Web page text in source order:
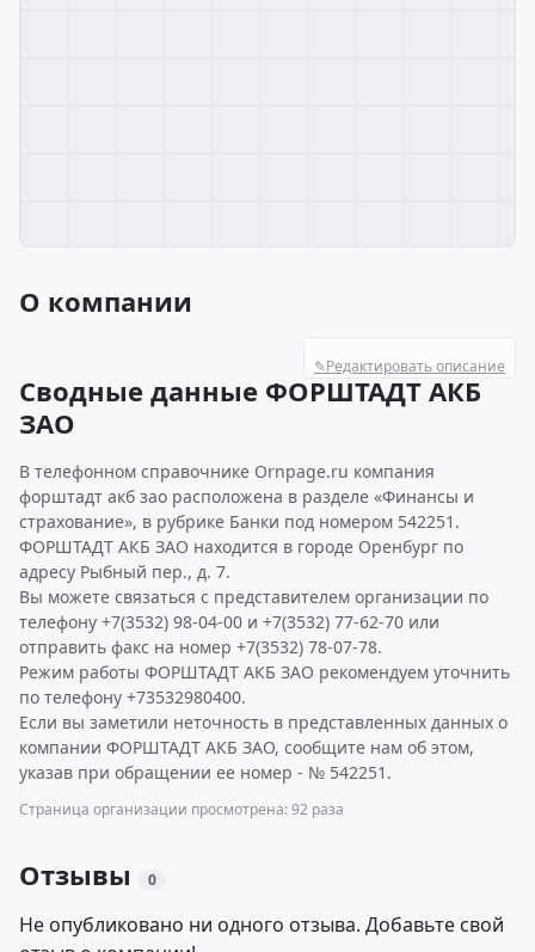
О компании
✎Редактировать описание
Сводные данные ФОРШТАДТ АКБ
ЗАО
В телефонном справочнике Ornpage.ru компания
форштадт акб зао расположена в разделе «Финансы и
страхование», в рубрике Банки под номером 542251.
ФОРШТАДТ АКБ ЗАО находится в городе Оренбург по
адресу Рыбный пер., д. 7.
Вы можете связаться с представителем организации по
телефону +7(3532) 98-04-00 и +7(3532) 77-62-70 или
отправить факс на номер +7(3532) 78-07-78.
Режим работы ФОРШТАДТ АКБ ЗАО рекомендуем уточнить
по телефону +73532980400.
Если вы заметили неточность в представленных данных о
компании ФОРШТАДТ АКБ ЗАО, сообщите нам об этом,
указав при обращении ее номер - № 542251.
Страница организации просмотрена: 92 раза
Отзывы 0
Не опубликовано ни одного отзыва. Добавьте свой